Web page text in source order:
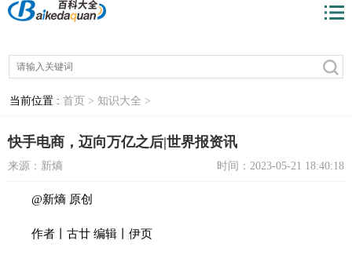
当前位置 : 首页 > 知识大全 >
快手电商，迈向万亿之后|世界报资讯
来源：新熵 时间：2023-05-21 18:40:18
@新熵 原创
作者丨古廿 编辑丨伊页